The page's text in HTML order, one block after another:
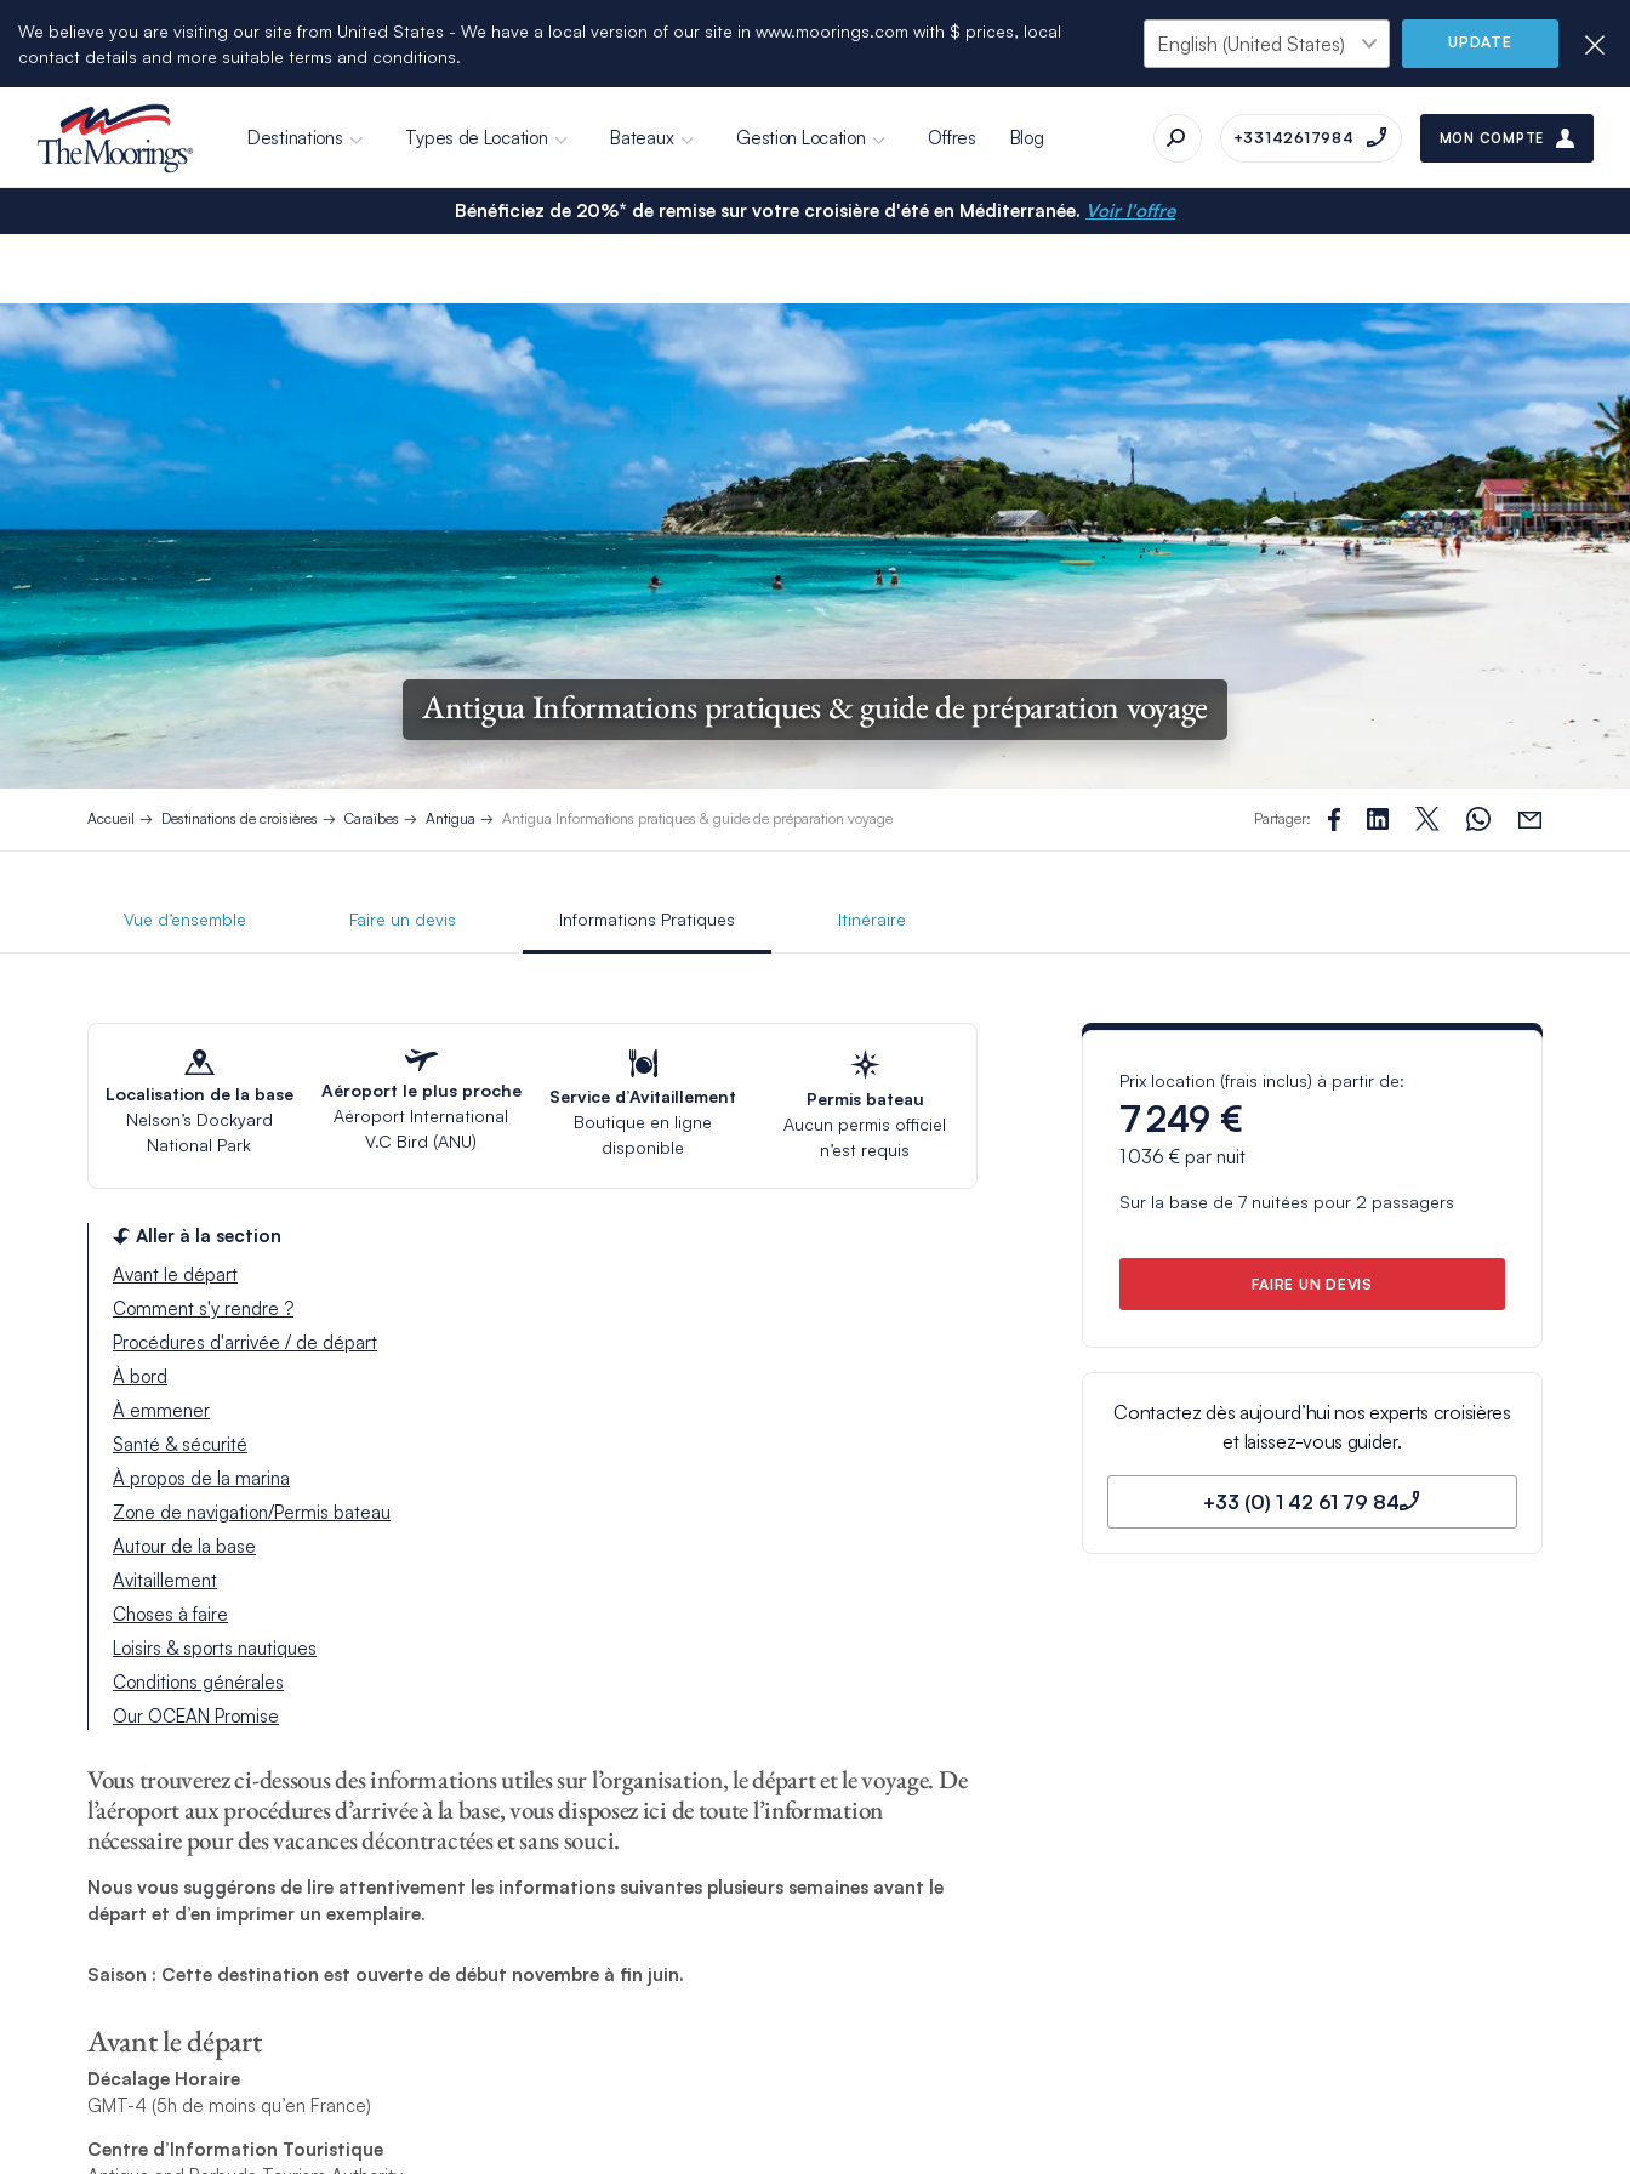
We believe you are visiting our site from United States - We have a local version of our site in www.moorings.com with $ prices, local
contact details and more suitable terms and conditions.
UPDATE
Destinations Types de Location Bateaux Gestion Location Offres Blog +33142617984 MON COMPTE
Bénéficiez de 20%* de remise sur votre croisière d'été en Méditerranée. Voir l'offre
Antigua Informations pratiques & guide de préparation voyage
Accueil Destinations de croisières Caraïbes Antigua Antigua Informations pratiques & guide de préparation voyage Partager:
Vue d’ensemble Faire un devis Informations Pratiques Itinéraire
Localisation de la base
Nelson’s Dockyard
National Park
Aéroport le plus proche
Aéroport International
V.C Bird (ANU)
Service d’Avitaillement
Boutique en ligne
disponible
Permis bateau
Aucun permis officiel
n’est requis
Aller à la section
Avant le départ
Comment s'y rendre ?
Procédures d'arrivée / de départ
À bord
À emmener
Santé & sécurité
À propos de la marina
Zone de navigation/Permis bateau
Autour de la base
Avitaillement
Choses à faire
Loisirs & sports nautiques
Conditions générales
Our OCEAN Promise
Vous trouverez ci-dessous des informations utiles sur l’organisation, le départ et le voyage. De
l’aéroport aux procédures d’arrivée à la base, vous disposez ici de toute l’information
nécessaire pour des vacances décontractées et sans souci.
Nous vous suggérons de lire attentivement les informations suivantes plusieurs semaines avant le
départ et d’en imprimer un exemplaire.
Saison : Cette destination est ouverte de début novembre à fin juin.
Avant le départ
Décalage Horaire
GMT-4 (5h de moins qu’en France)
Centre d’Information Touristique
Prix location (frais inclus) à partir de:
7 249 €
1 036 € par nuit
Sur la base de 7 nuitées pour 2 passagers
FAIRE UN DEVIS
Contactez dès aujourd’hui nos experts croisières
et laissez-vous guider.
+33 (0) 1 42 61 79 84